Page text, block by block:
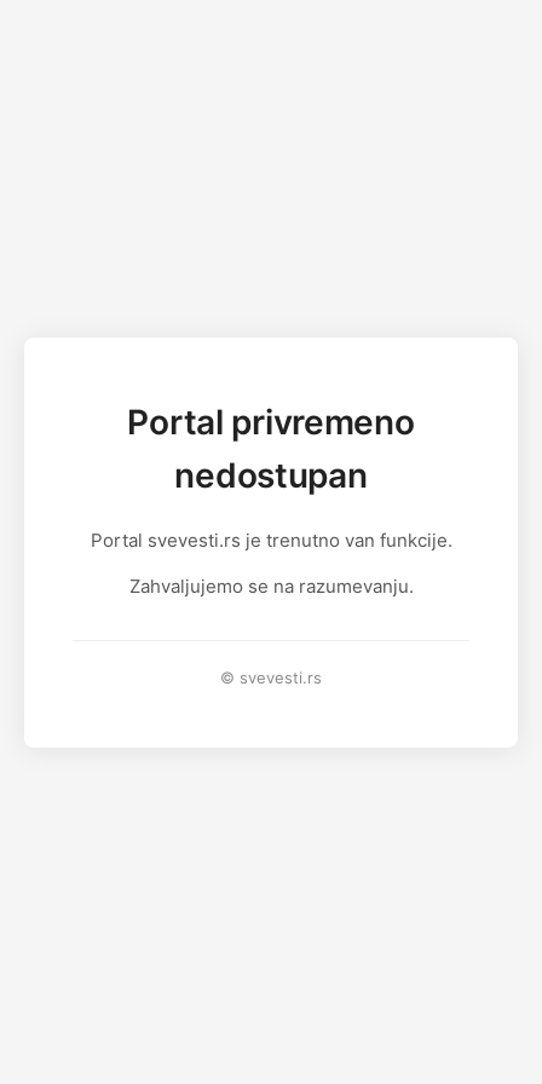
Portal privremeno
nedostupan
Portal svevesti.rs je trenutno van funkcije.
Zahvaljujemo se na razumevanju.
© svevesti.rs